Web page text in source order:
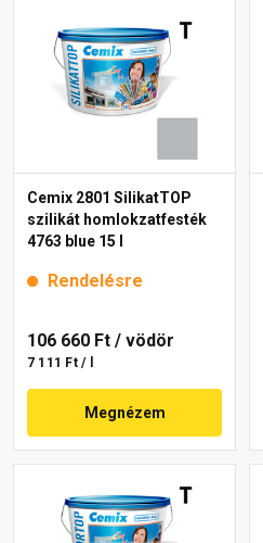
Cemix 2801 SilikatTOP
szilikát homlokzatfesték
4763 blue 15 l
Rendelésre
106 660 Ft / vödör
7 111 Ft / l
Megnézem